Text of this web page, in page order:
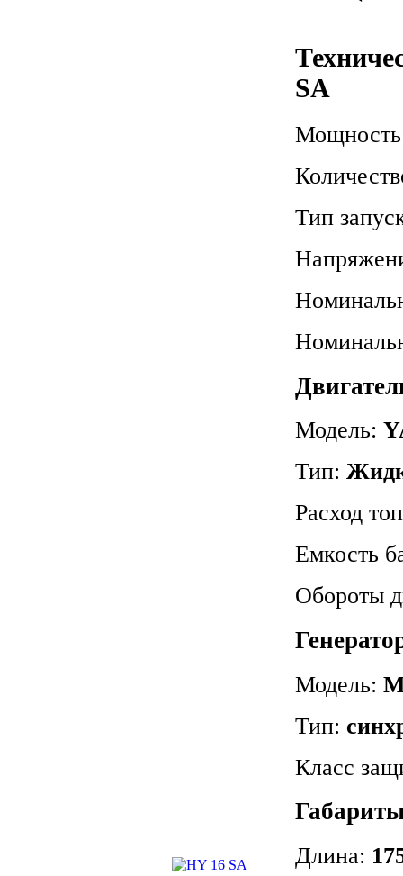
SA
Тип
Модель:
Тип:
Расход
Емкость
Обороты
Модель:
Тип:
Класс
Длина: